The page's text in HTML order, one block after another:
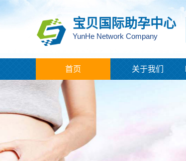
宝贝国际助孕中心
YunHe Network Company
首页 关于我们